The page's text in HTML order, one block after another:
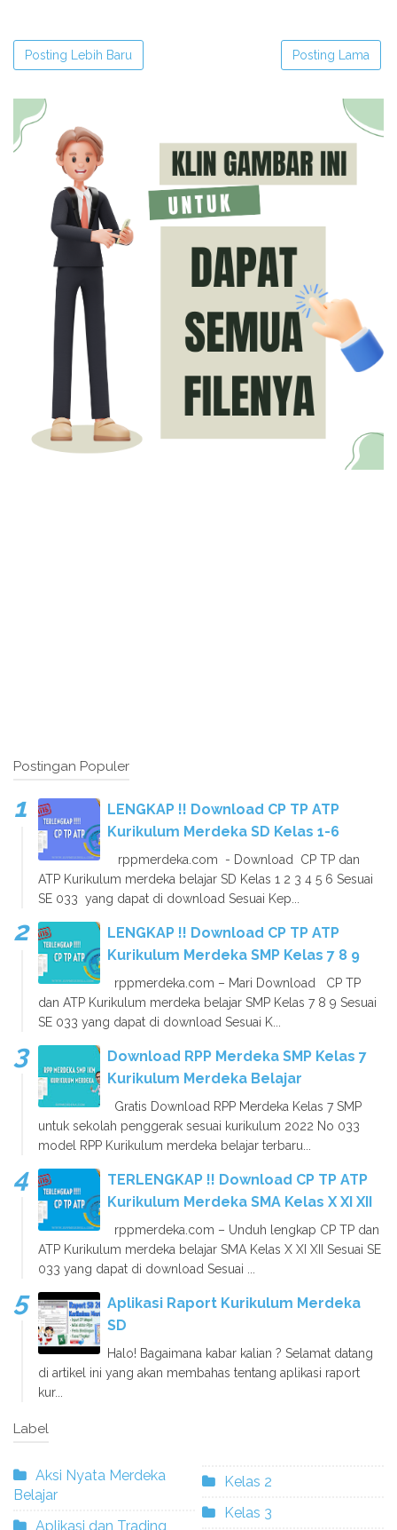
Posting Lebih Baru Posting Lama
Postingan Populer
LENGKAP !! Download CP TP ATP
Kurikulum Merdeka SD Kelas 1-6
rppmerdeka.com - Download CP TP dan
ATP Kurikulum merdeka belajar SD Kelas 1 2 3 4 5 6 Sesuai
SE 033 yang dapat di download Sesuai Kep...
LENGKAP !! Download CP TP ATP
Kurikulum Merdeka SMP Kelas 7 8 9
rppmerdeka.com – Mari Download CP TP
dan ATP Kurikulum merdeka belajar SMP Kelas 7 8 9 Sesuai
SE 033 yang dapat di download Sesuai K...
Download RPP Merdeka SMP Kelas 7
Kurikulum Merdeka Belajar
Gratis Download RPP Merdeka Kelas 7 SMP
untuk sekolah penggerak sesuai kurikulum 2022 No 033
model RPP Kurikulum merdeka belajar terbaru...
TERLENGKAP !! Download CP TP ATP
Kurikulum Merdeka SMA Kelas X XI XII
rppmerdeka.com – Unduh lengkap CP TP dan
ATP Kurikulum merdeka belajar SMA Kelas X XI XII Sesuai SE
033 yang dapat di download Sesuai ...
Aplikasi Raport Kurikulum Merdeka
SD
Halo! Bagaimana kabar kalian ? Selamat datang
di artikel ini yang akan membahas tentang aplikasi raport
kur...
Label
Aksi Nyata Merdeka
Belajar
Aplikasi dan Trading
Kelas 2
Kelas 3